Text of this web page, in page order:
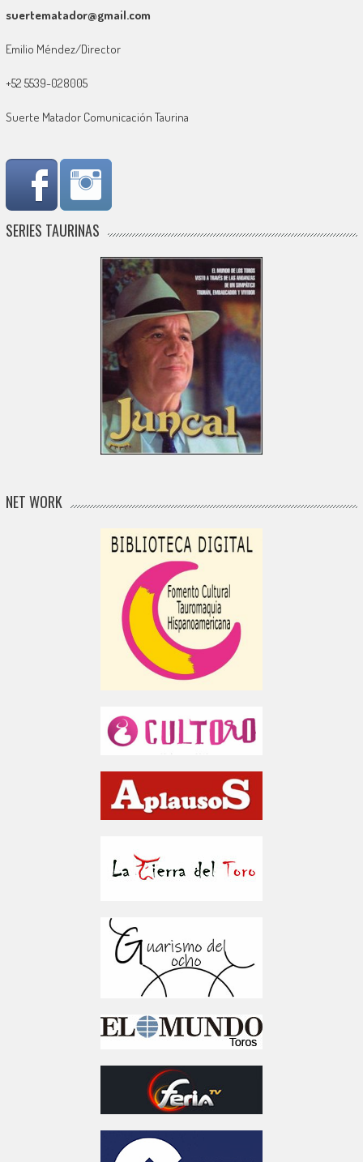
suertematador@gmail.com
Emilio Méndez/Director
+52 5539-028005
Suerte Matador Comunicación Taurina
SERIES TAURINAS
NET WORK